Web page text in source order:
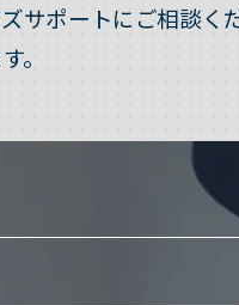
サポートにご相談く
。